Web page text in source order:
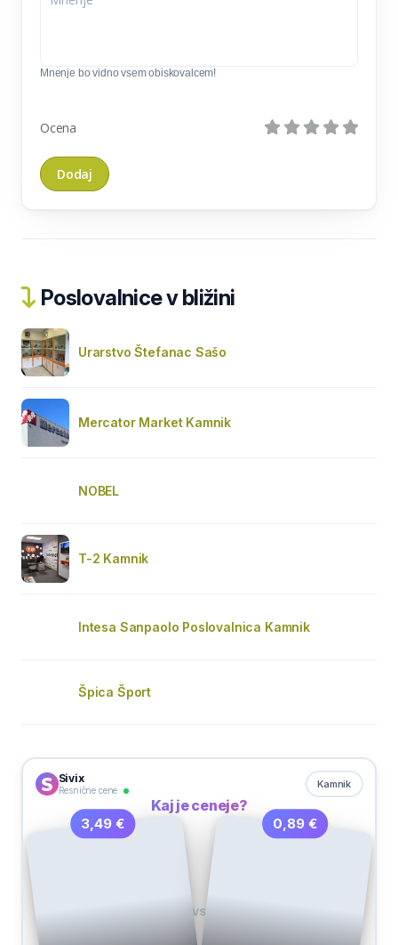
Mnenje bo vidno vsem obiskovalcem!
Ocena
Poslovalnice v bližini
Urarstvo Štefanac Sašo
Mercator Market Kamnik
NOBEL
T-2 Kamnik
Intesa Sanpaolo Poslovalnica Kamnik
Špica Šport
Sivix
Resnične cene
Kamnik
Kaj je ceneje?
3,49 €
VS
0,89 €